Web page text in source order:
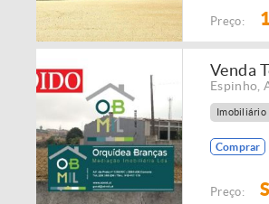
Preço:
Venda
Espinho ,
Imobiliário
Comprar
Preço: